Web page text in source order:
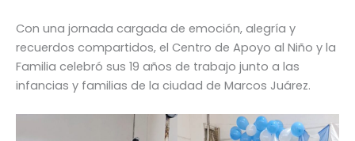
Con una jornada cargada de emoción, alegría y
recuerdos compartidos, el Centro de Apoyo al Niño y la
Familia celebró sus 19 años de trabajo junto a las
infancias y familias de la ciudad de Marcos Juárez.